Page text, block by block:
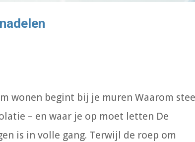
wonen begint bij je muren Waarom
– en waar je op moet letten De
is in volle gang. Terwijl de roep om